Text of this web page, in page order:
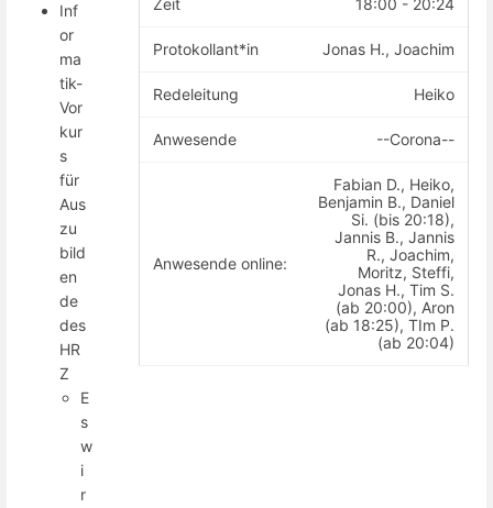
Protokollant*in Jonas H., Joachim
Redeleitung Heiko
Anwesende --Corona--
Anwesende online:
Fabian D., Heiko,
Benjamin B., Daniel
Si. (bis 20:18),
Jannis B., Jannis
R., Joachim,
Moritz, Steffi,
Jonas H., Tim S.
(ab 20:00), Aron
(ab 18:25), TIm P.
(ab 20:04)
Inf
or
ma
tik-
Vor
kur
s
für
Aus
zu
bild
en
de
des
HR
Z
E
s
w
i
r